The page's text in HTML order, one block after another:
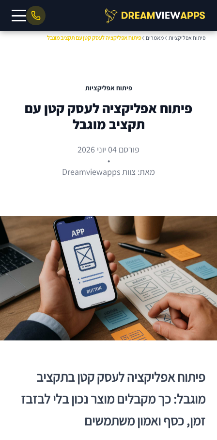
פיתוח אפליקציות מאמרים פיתוח אפליקציה לעסק קטן עם תקציב מוגבל
פיתוח אפליקציות
פיתוח אפליקציה לעסק קטן עם
תקציב מוגבל
פורסם 04 יוני 2026
•
מאת: צוות Dreamviewapps
פיתוח אפליקציה לעסק קטן בתקציב
מוגבל: כך מקבלים מוצר נכון בלי לבזבז
זמן, כסף ואמון משתמשים